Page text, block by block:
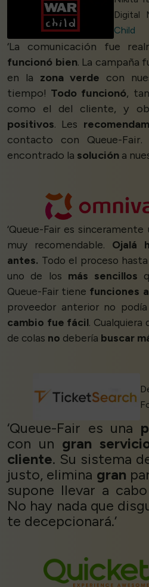
Digital
Child
‘La comunicación fue
funcionó bien. La campaña
en la zona verde con
tiempo! Todo funcionó,
como el del cliente, y
positivos. Les
contacto con Queue-Fair.
encontrado la solución a
‘Queue-Fair es sinceramente
muy recomendable. Ojalá
antes. Todo el proceso
uno de los más sencillos
Queue-Fair tiene funciones
proveedor anterior no
cambio fue fácil. Cualquiera
de colas no debería buscar
‘Queue-Fair es una
con un gran
cliente. Su sistema
justo, elimina gran
supone llevar a
No hay nada que
te decepcionará.’